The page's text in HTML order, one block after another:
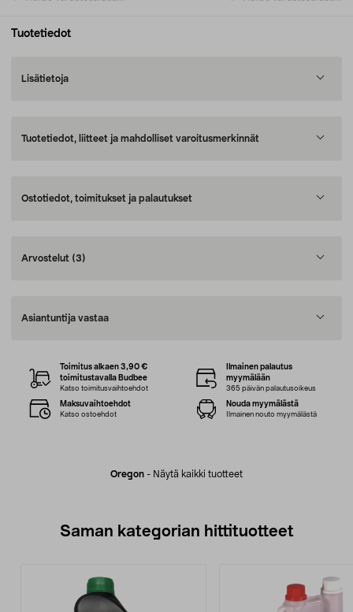
Tuotetiedot
Lisätietoja
Tuotetiedot, liitteet ja mahdolliset varoitusmerkinnät
Ostotiedot, toimitukset ja palautukset
Arvostelut (3)
Asiantuntija vastaa
Oregon - Näytä kaikki tuotteet
Toimitus alkaen 3,90 €
toimitustavalla Budbee
Katso toimitusvaihtoehdot
Ilmainen palautus
myymälään
365 päivän palautusoikeus
Maksuvaihtoehdot
Katso ostoehdot
Nouda myymälästä
Ilmainen nouto myymälästä
Saman kategorian hittituotteet